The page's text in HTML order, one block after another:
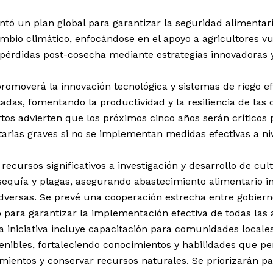
un plan global para garantizar la seguridad
climático, enfocándose en el apoyo a agricultores
post-cosecha mediante estrategias innovadoras
la innovación tecnológica y sistemas de riego
fomentando la productividad y la resiliencia de las
advierten que los próximos cinco años serán críticos
graves si no se implementan medidas efectivas a
significativos a investigación y desarrollo de
y plagas, asegurando abastecimiento alimentario
Se prevé una cooperación estrecha entre
para garantizar la implementación efectiva de todas las
iniciativa incluye capacitación para comunidades
fortaleciendo conocimientos y habilidades que
y conservar recursos naturales. Se priorizarán